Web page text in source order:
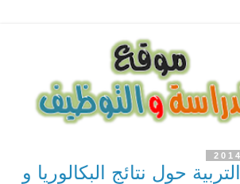
حول نتائج البكالوريا و